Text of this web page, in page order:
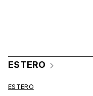
ESTERO
ESTERO